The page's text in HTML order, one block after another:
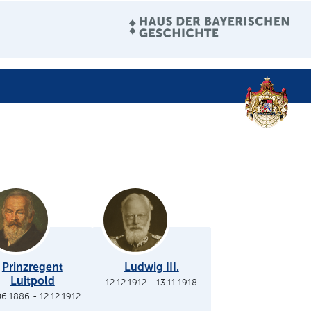
Prinzregent
Luitpold
-12.12.1912
Ludwig III.
12.12.1912 -13.11.1918